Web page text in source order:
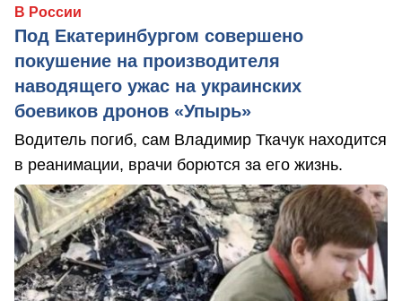
В России
Под Екатеринбургом совершено
покушение на производителя
наводящего ужас на украинских
боевиков дронов «Упырь»
Водитель погиб, сам Владимир Ткачук находится
в реанимации, врачи борются за его жизнь.